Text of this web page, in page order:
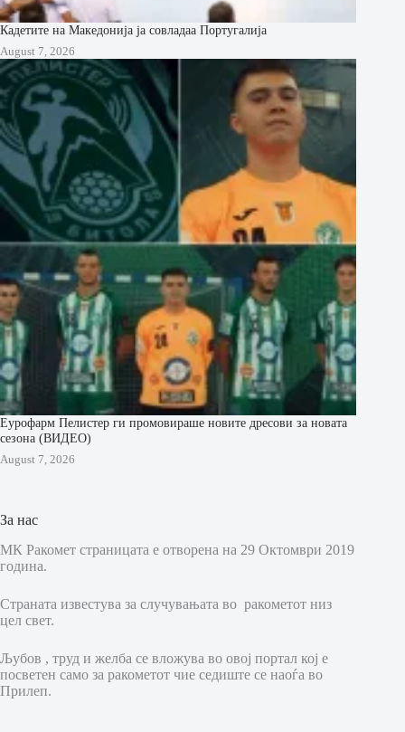
Кадетите на Македонија ја совладаа Португалија
August 7, 2026
Еурофарм Пелистер ги промовираше новите дресови за новата
сезона (ВИДЕО)
August 7, 2026
За нас
МК Ракомет страницата е отворена на 29 Октомври 2019
година.
Страната известува за случувањата во ракометот низ
цел свет.
Љубов , труд и желба се вложува во овој портал кој е
посветен само за ракометот чие седиште се наоѓа во
Прилеп.